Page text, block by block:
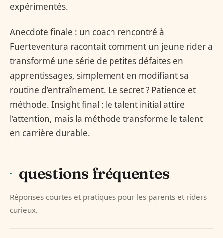
expérimentés.
Anecdote finale : un coach rencontré à
Fuerteventura racontait comment un jeune rider a
transformé une série de petites défaites en
apprentissages, simplement en modifiant sa
routine d’entraînement. Le secret ? Patience et
méthode. Insight final : le talent initial attire
l’attention, mais la méthode transforme le talent
en carrière durable.
questions fréquentes
Réponses courtes et pratiques pour les parents et riders
curieux.